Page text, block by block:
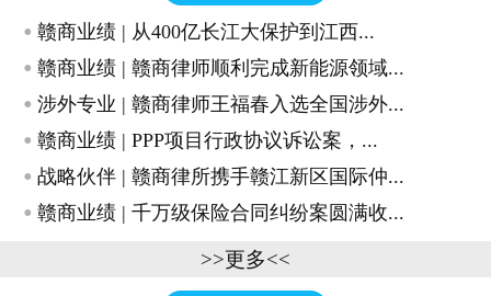
· 赣商业绩 | 从400亿长江大保护到江西...
· 赣商业绩 | 赣商律师顺利完成新能源领域...
· 涉外专业 | 赣商律师王福春入选全国涉外...
· 赣商业绩 | PPP项目行政协议诉讼案，...
· 战略伙伴 | 赣商律所携手赣江新区国际仲...
· 赣商业绩 | 千万级保险合同纠纷案圆满收...
>>更多<<